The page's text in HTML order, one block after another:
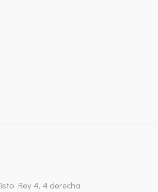
Rey 4, 4 derecha